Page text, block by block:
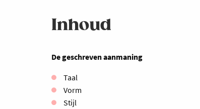
Inhoud
De geschreven aanmaning
Taal
Vorm
Stijl